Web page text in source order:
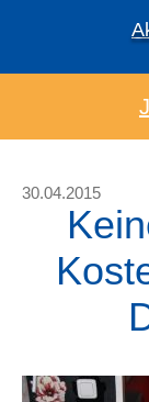
30.04.2015